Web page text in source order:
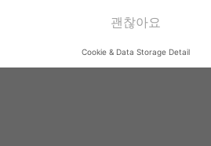
괜찮아요
Cookie & Data Storage Detail